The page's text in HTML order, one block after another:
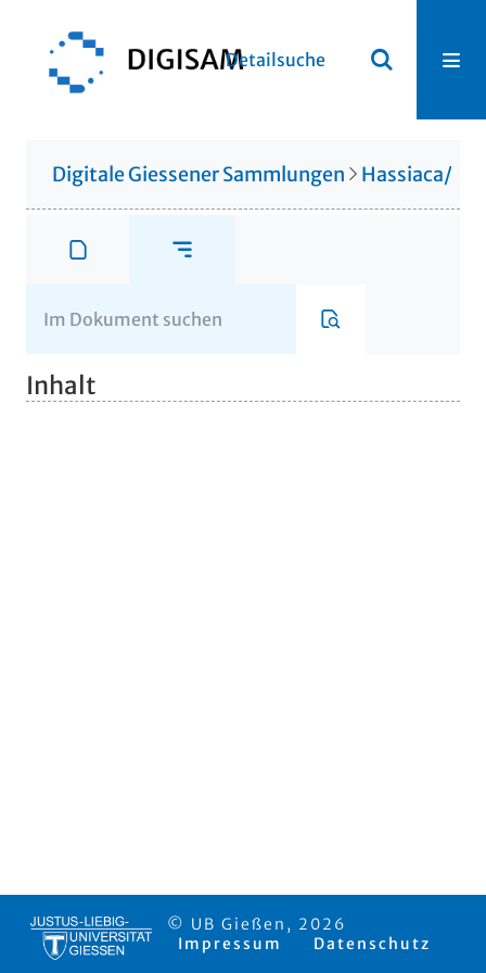
Detailsuche
Digitale Giessener Sammlungen Hassiaca/
Inhalt
© UB Gießen, 2026
Impressum
Datenschutz